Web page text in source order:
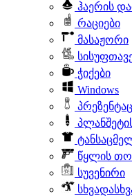
ჰაერის
რაციები
მასაჟორი
ჭიქები
Windows
წყლის
სუვენირი